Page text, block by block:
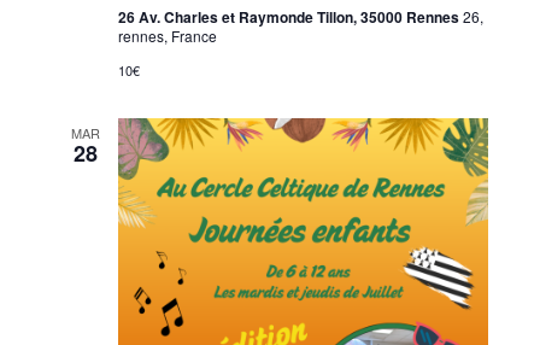
26 Av. Charles et Raymonde Tillon, 35000 Rennes26,
rennes, France
10€
MAR
28